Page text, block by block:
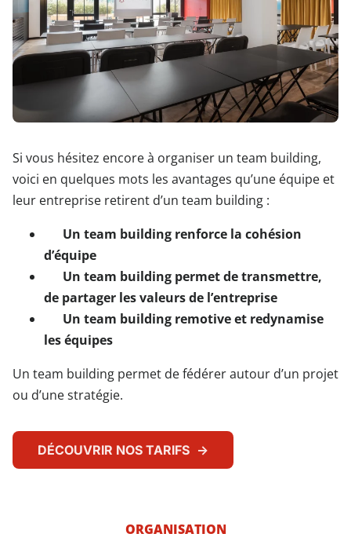
Si vous hésitez encore à organiser un team building,
voici en quelques mots les avantages qu’une équipe et
leur entreprise retirent d’un team building :
Un team building renforce la cohésion
d’équipe
Un team building permet de transmettre,
de partager les valeurs de l’entreprise
Un team building remotive et redynamise
les équipes
Un team building permet de fédérer autour d’un projet
ou d’une stratégie.
DÉCOUVRIR NOS TARIFS
ORGANISATION